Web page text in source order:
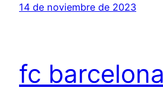
14 de noviembre de 2023
fc